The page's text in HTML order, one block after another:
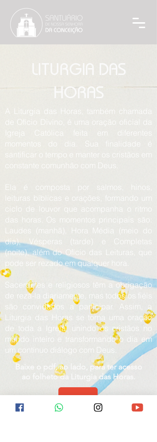
LITURGIA DAS
HORAS
A Liturgia das Horas, também chamada
de Ofício Divino, é uma oração oficial da
Igreja Católica feita em diferentes
momentos do dia. Sua finalidade é
santificar o tempo e manter os cristãos em
constante comunhão com Deus.
Ela é composta por salmos, hinos,
leituras bíblicas e orações, formando um
ciclo de louvor que acompanha o ritmo
das horas. Os momentos principais são:
Laudes (manhã), Hora Média (meio do
dia), Vésperas (tarde) e Completas
(noite), além do Ofício das Leituras, que
pode ser rezado em qualquer hora.
Sacerdotes e religiosos têm a obrigação
de rezá-la diariamente, mas todos os fiéis
são convidados a participar. Assim, a
Liturgia das Horas se torna uma oração
de toda a Igreja, unindo os cristãos no
mundo inteiro e transformando o dia em
um contínuo diálogo com Deus.
Baixe o pdf, ao lado, para ter acesso
ao folheto da Liturgia das Horas.